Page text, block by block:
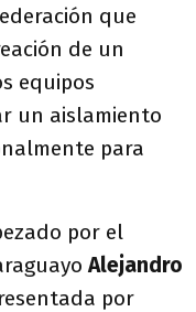
que
de un
equipos
un aislamiento
para
por el
Alejandro
por